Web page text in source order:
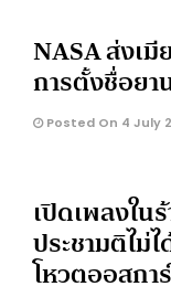
NASA ส่งเ
การตั้งชื่อยา
Posted On 4 July
เปิดเพลงใน
ประชามติไม่
โหวตออสการ์